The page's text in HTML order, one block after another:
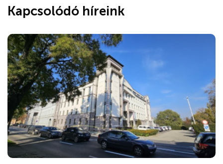
Kapcsolódó híreink